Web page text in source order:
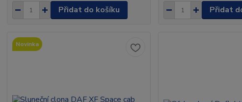
Přidat do košíku Přidat
Novinka